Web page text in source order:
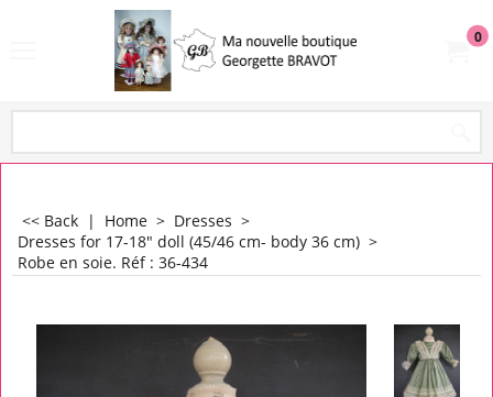
0
<< Back | Home > Dresses >
Dresses for 17-18" doll (45/46 cm- body 36 cm) >
Robe en soie. Réf : 36-434